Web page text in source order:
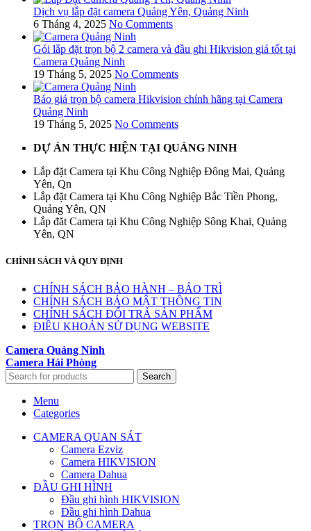
Dịch vụ lắp đặt camera Quảng Yên, Quảng Ninh
6 Tháng 4, 2025 No Comments
Gói lắp đặt trọn bộ 2 camera và đầu ghi Hikvision giá tốt tại
Camera Quảng Ninh
19 Tháng 5, 2025 No Comments
Báo giá trọn bộ camera Hikvision chính hãng tại Camera
Quảng Ninh
19 Tháng 5, 2025 No Comments
DỰ ÁN THỰC HIỆN TẠI QUẢNG NINH
Lắp đặt Camera tại Khu Công Nghiệp Đông Mai, Quảng
Yên, Qn
Lắp đặt Camera tại Khu Công Nghiệp Bắc Tiền Phong,
Quảng Yên, QN
Lắp đăt Camera tại Khu Công Nghiệp Sông Khai, Quảng
Yên, QN
CHÍNH SÁCH VÀ QUY ĐỊNH
CHÍNH SÁCH BẢO HÀNH – BẢO TRÌ
CHÍNH SÁCH BẢO MẬT THÔNG TIN
CHÍNH SÁCH ĐỔI TRẢ SẢN PHẨM
ĐIỀU KHOẢN SỬ DỤNG WEBSITE
Camera Quảng Ninh
Camera Hải Phòng
Search
Menu
Categories
CAMERA QUAN SÁT
Camera Ezviz
Camera HIKVISION
Camera Dahua
ĐẦU GHI HÌNH
Đầu ghi hình HIKVISION
Đầu ghi hình Dahua
TRỌN BỘ CAMERA